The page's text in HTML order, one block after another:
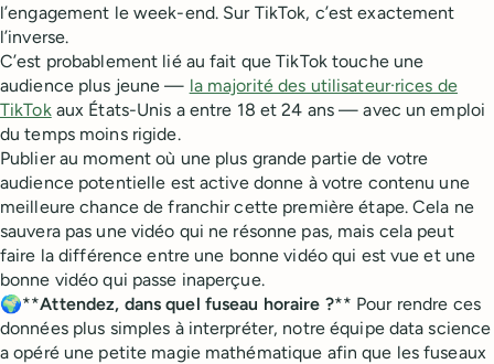
l’engagement le week-end. Sur TikTok, c’est exactement
l’inverse.
C’est probablement lié au fait que TikTok touche une
audience plus jeune — la majorité des utilisateur·rices de
TikTokaux États-Unis a entre 18 et 24 ans — avec un emploi
du temps moins rigide.
Publier au moment où une plus grande partie de votre
audience potentielle est active donne à votre contenu une
meilleure chance de franchir cette première étape. Cela ne
sauvera pas une vidéo qui ne résonne pas, mais cela peut
faire la différence entre une bonne vidéo qui est vue et une
bonne vidéo qui passe inaperçue.
🌍**Attendez, dans quel fuseau horaire ?** Pour rendre ces
données plus simples à interpréter, notre équipe data science
a opéré une petite magie mathématique afin que les fuseaux